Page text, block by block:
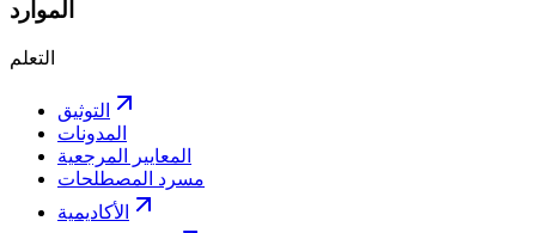
الموارد
التعلم
التوثيق
المدونات
المعايير المرجعية
مسرد المصطلحات
الأكاديمية